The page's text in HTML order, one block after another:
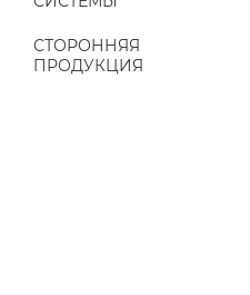
СТОРОННЯЯ
ПРОДУКЦИЯ